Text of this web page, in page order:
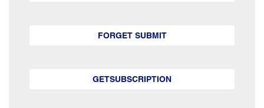
FORGET SUBMIT
GETSUBSCRIPTION